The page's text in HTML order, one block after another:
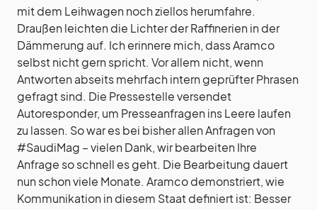
mit dem Leihwagen noch ziellos herumfahre.
Draußen leichten die Lichter der Raffinerien in der
Dämmerung auf. Ich erinnere mich, dass Aramco
selbst nicht gern spricht. Vor allem nicht, wenn
Antworten abseits mehrfach intern geprüfter Phrasen
gefragt sind. Die Pressestelle versendet
Autoresponder, um Presseanfragen ins Leere laufen
zu lassen. So war es bei bisher allen Anfragen von
#SaudiMag – vielen Dank, wir bearbeiten Ihre
Anfrage so schnell es geht. Die Bearbeitung dauert
nun schon viele Monate. Aramco demonstriert, wie
Kommunikation in diesem Staat definiert ist: Besser